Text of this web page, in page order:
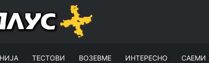
ТЕСТОВИ ВОЗЕВМЕ ИНТЕРЕСНО САЕМИ